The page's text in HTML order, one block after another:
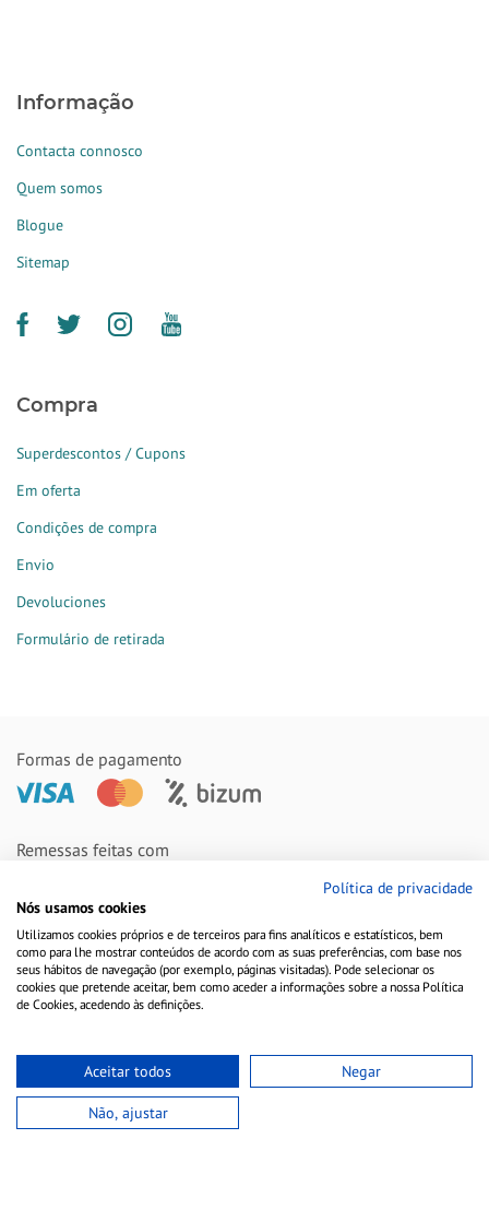
Informação
Contacta connosco
Quem somos
Blogue
Sitemap
Compra
Superdescontos / Cupons
Em oferta
Condições de compra
Envio
Devoluciones
Formulário de retirada
Formas de pagamento
Remessas feitas com
Aviso Legal Política de Cookies Política de Privacidade
Copyright © 2010-2021 Farmacia Barata S.L. Todos los derechos reservados.
Política de privacidade
Nós usamos cookies
Utilizamos cookies próprios e de terceiros para fins analíticos e estatísticos, bem
como para lhe mostrar conteúdos de acordo com as suas preferências, com base nos
seus hábitos de navegação (por exemplo, páginas visitadas). Pode selecionar os
cookies que pretende aceitar, bem como aceder a informações sobre a nossa Política
de Cookies, acedendo às definições.
Aceitar todos Negar
Não, ajustar